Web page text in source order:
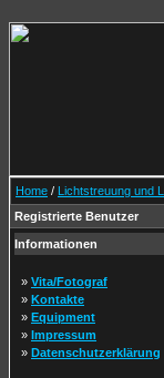
Home / Lichtstreuung und
Registrierte Benutzer
Informationen
» Vita/Fotograf
» Kontakte
» Equipment
» Impressum
» Datenschutzerklärung